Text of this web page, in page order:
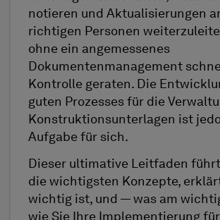
notieren und Aktualisierungen
richtigen Personen
ohne ein angemessenes
Dokumentenmanagement
Kontrolle geraten. Die
guten Prozesses für die
Konstruktionsunterlagen ist
Aufgabe für sich.
Dieser ultimative Leitfaden
die wichtigsten Konzepte,
wichtig ist, und — was am
wie Sie Ihre Implementierung